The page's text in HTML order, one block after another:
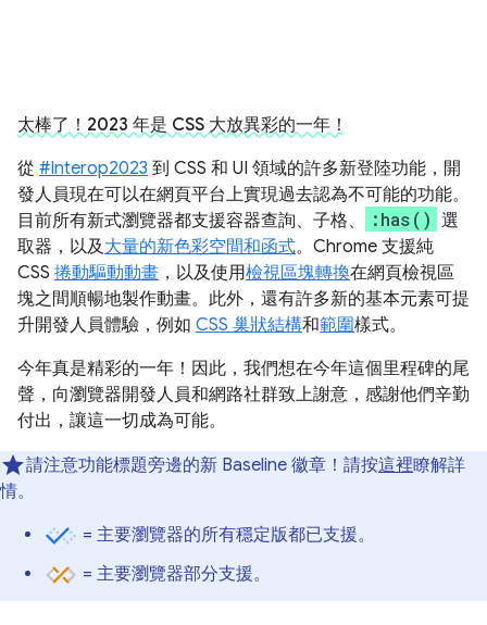
太棒了！2023 年是 CSS 大放異彩的一年！
從 #Interop2023 到 CSS 和 UI 領域的許多新登陸功能，開
發人員現在可以在網頁平台上實現過去認為不可能的功能。
目前所有新式瀏覽器都支援容器查詢、子格、
:has() 選
取器，以及大量的新色彩空間和函式。Chrome 支援純
CSS 捲動驅動動畫 ，以及使用檢視區塊轉換在網頁檢視區
塊之間順暢地製作動畫。此外，還有許多新的基本元素可提
升開發人員體驗，例如 CSS 巢狀結構和範圍樣式。
今年真是精彩的一年！因此，我們想在今年這個里程碑的尾
聲，向瀏覽器開發人員和網路社群致上謝意，感謝他們辛勤
付出，讓這一切成為可能。
請注意功能標題旁邊的新 Baseline 徽章！請按這裡瞭解詳
情。
= 主要瀏覽器的所有穩定版都已支援。
= 主要瀏覽器部分支援。